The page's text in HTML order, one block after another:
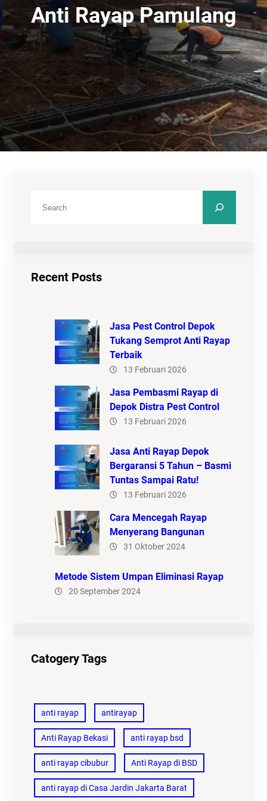
Anti Rayap Pamulang
Recent Posts
Jasa Pest Control Depok
Tukang Semprot Anti Rayap
Terbaik
13 Februari 2026
Jasa Pembasmi Rayap di
Depok Distra Pest Control
13 Februari 2026
Jasa Anti Rayap Depok
Bergaransi 5 Tahun – Basmi
Tuntas Sampai Ratu!
13 Februari 2026
Cara Mencegah Rayap
Menyerang Bangunan
31 Oktober 2024
Metode Sistem Umpan Eliminasi Rayap
20 September 2024
Catogery Tags
anti rayap antirayap
Anti Rayap Bekasi anti rayap bsd
anti rayap cibubur Anti Rayap di BSD
anti rayap di Casa Jardin Jakarta Barat